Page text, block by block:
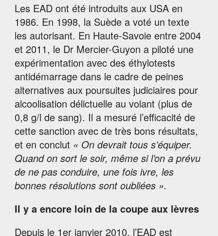
Les EAD ont été introduits aux USA en
1986. En 1998, la Suède a voté un texte
les autorisant. En Haute-Savoie entre 2004
et 2011, le Dr Mercier-Guyon a piloté une
expérimentation avec des éthylotests
antidémarrage dans le cadre de peines
alternatives aux poursuites judiciaires pour
alcoolisation délictuelle au volant (plus de
0,8 g/l de sang). Il a mesuré l’efficacité de
cette sanction avec de très bons résultats,
et en conclut « On devrait tous s’équiper.
Quand on sort le soir, même si l’on a prévu
de ne pas conduire, une fois ivre, les
bonnes résolutions sont oubliées ».
Il y a encore loin de la coupe aux lèvres
Depuis le 1er janvier 2010, l’EAD est